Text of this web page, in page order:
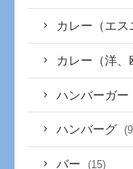
カレー（エス
カレー（洋、
ハンバーガー
ハンバーグ
バー (15)